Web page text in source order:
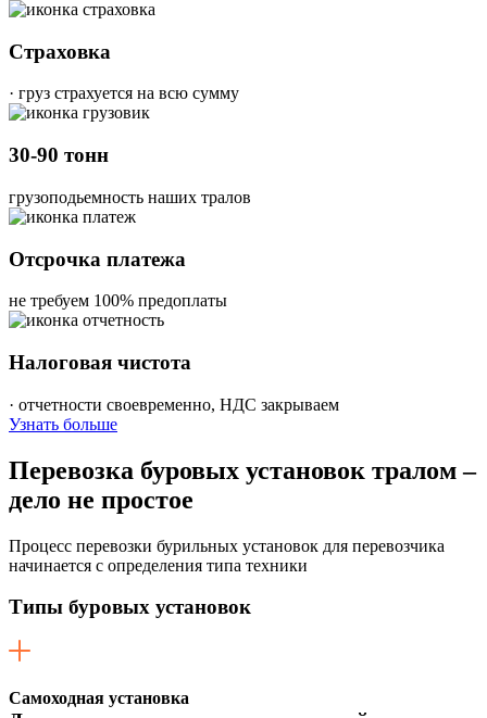
Страховка
· груз страхуется на всю сумму
30-90 тонн
грузоподьемность наших тралов
Отсрочка платежа
не требуем 100% предоплаты
Налоговая чистота
· отчетности своевременно, НДС закрываем
Узнать больше
Перевозка буровых установок тралом –
дело не простое
Процесс перевозки бурильных установок для перевозчика
начинается с определения типа техники
Типы буровых установок
Самоходная установка